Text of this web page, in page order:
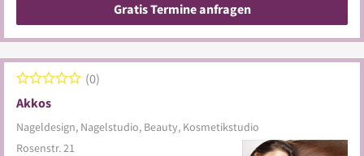
Gratis Termine anfragen
Akkos
Nageldesign, Nagelstudio, Beauty, Kosmetikstudio
0
Rosenstr. 21